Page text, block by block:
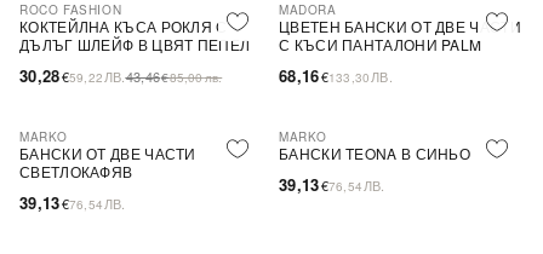
-30%
ROCO FASHION
КОКТЕЙЛНА КЪСА РОКЛЯ С
ДЪЛЪГ ШЛЕЙФ В ЦВЯТ ПЕПЕЛ
30,28€59,22 ЛВ.43,46€85,00лв.
MADORA
ЦВЕТЕН БАНСКИ ОТ ДВЕ ЧАСТИ
С КЪСИ ПАНТАЛОНИ PALM
68,16€133,30 ЛВ.
MARKO
БАНСКИ ОТ ДВЕ ЧАСТИ
СВЕТЛОКАФЯВ
39,13€76,54 ЛВ.
MARKO
БАНСКИ TEONA В СИНЬО
39,13€76,54 ЛВ.